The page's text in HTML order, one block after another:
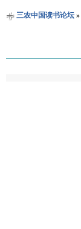
三农中国读书论坛»